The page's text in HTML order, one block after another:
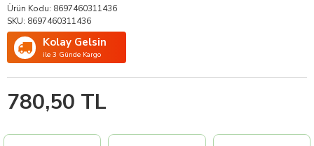
780,50 TL
Ürün Kodu: 8697460311436
SKU: 8697460311436
Kolay Gelsin
ile 3 Günde Kargo